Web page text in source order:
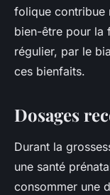
folique contribue
bien-être pour la
régulier, par le
ces bienfaits.
Dosages
Durant la
une santé
consommer une